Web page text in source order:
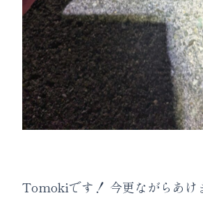
Tomokiです！ 今更ながらあけ